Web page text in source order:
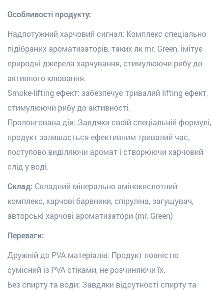
Особливості продукту:
Надпотужний харчовий сигнал: Комплекс спеціально
підібраних ароматизаторів, таких як mr. Green, імітує
природні джерела харчування, стимулюючи рибу до
активного клювання.
Smoke-lifting ефект: забезпечує тривалий lifting ефект,
стимулюючи рибу до активності.
Пролонгована дія: Завдяки своїй спеціальній формулі,
продукт залишається ефективним тривалий час,
поступово виділяючи аромат і створюючи харчовий
слід у воді.
Склад: Складний мінерально-амінокислотний
комплекс, харчові барвники, спіруліна, загущувач,
авторські харчові ароматизатори (mr. Green)
Переваги:
Дружній до PVA матеріалів: Продукт повністю
сумісний із PVA стіками, не розчиняючи їх.
Без спирту та води: Завдяки відсутності спирту та